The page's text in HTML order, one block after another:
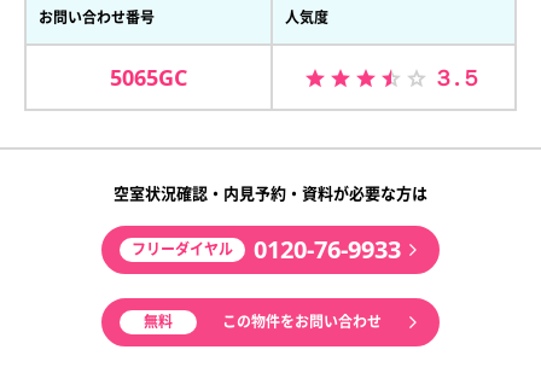
お問い合わせ番号
5065GC
人気度
３.５
空室状況確認・内見予約・資料が必要な方は
フリーダイヤル 0120-76-9933
無料 この物件をお問い合わせ